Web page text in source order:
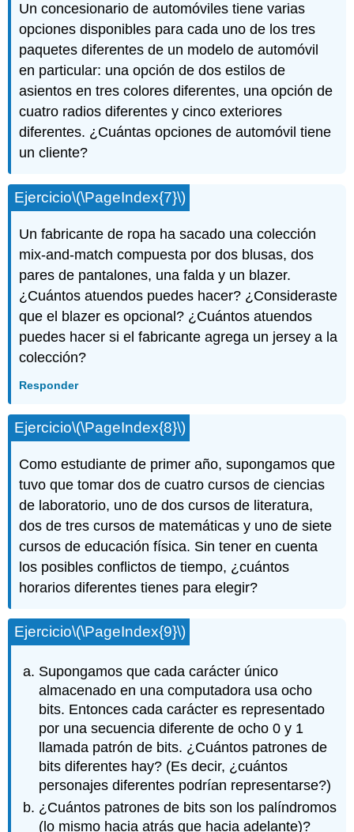
Un concesionario de automóviles tiene varias
opciones disponibles para cada uno de los tres
paquetes diferentes de un modelo de automóvil
en particular: una opción de dos estilos de
asientos en tres colores diferentes, una opción de
cuatro radios diferentes y cinco exteriores
diferentes. ¿Cuántas opciones de automóvil tiene
un cliente?
Ejercicio\(\PageIndex{7}\)
Un fabricante de ropa ha sacado una colección
mix-and-match compuesta por dos blusas, dos
pares de pantalones, una falda y un blazer.
¿Cuántos atuendos puedes hacer? ¿Consideraste
que el blazer es opcional? ¿Cuántos atuendos
puedes hacer si el fabricante agrega un jersey a la
colección?
Responder
Ejercicio\(\PageIndex{8}\)
Como estudiante de primer año, supongamos que
tuvo que tomar dos de cuatro cursos de ciencias
de laboratorio, uno de dos cursos de literatura,
dos de tres cursos de matemáticas y uno de siete
cursos de educación física. Sin tener en cuenta
los posibles conflictos de tiempo, ¿cuántos
horarios diferentes tienes para elegir?
Ejercicio\(\PageIndex{9}\)
Supongamos que cada carácter único
almacenado en una computadora usa ocho
bits. Entonces cada carácter es representado
por una secuencia diferente de ocho 0 y 1
llamada patrón de bits. ¿Cuántos patrones de
bits diferentes hay? (Es decir, ¿cuántos
personajes diferentes podrían representarse?)
¿Cuántos patrones de bits son los palíndromos
(lo mismo hacia atrás que hacia adelante)?